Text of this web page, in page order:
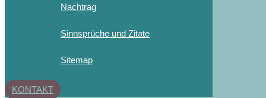
Nachtrag
Sinnsprüche und Zitate
Sitemap
KONTAKT